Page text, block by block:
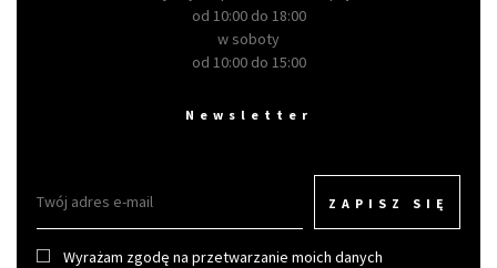
od 10:00 do 18:00
w soboty
od 10:00 do 15:00
Newsletter
ZAPISZ SIĘ
Wyrażam zgodę na przetwarzanie moich danych